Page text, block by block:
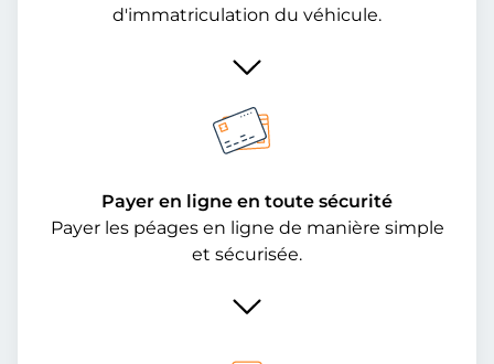
d'immatriculation du véhicule.
Payer en ligne en toute sécurité
Payer les péages en ligne de manière simple
et sécurisée.